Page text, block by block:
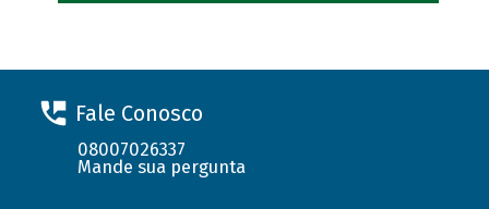
Fale Conosco
08007026337
Mande sua pergunta